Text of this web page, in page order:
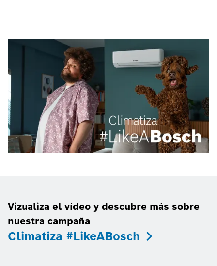
Vizualiza el vídeo y descubre más sobre
nuestra campaña
Climatiza #LikeABosch